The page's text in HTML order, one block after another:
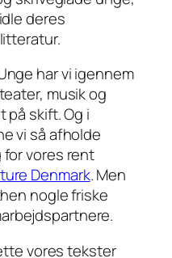
deres
har vi igennem
musik og
på skift. Og i
vi så afholde
vores rent
Denmark. Men
nogle friske
vores tekster